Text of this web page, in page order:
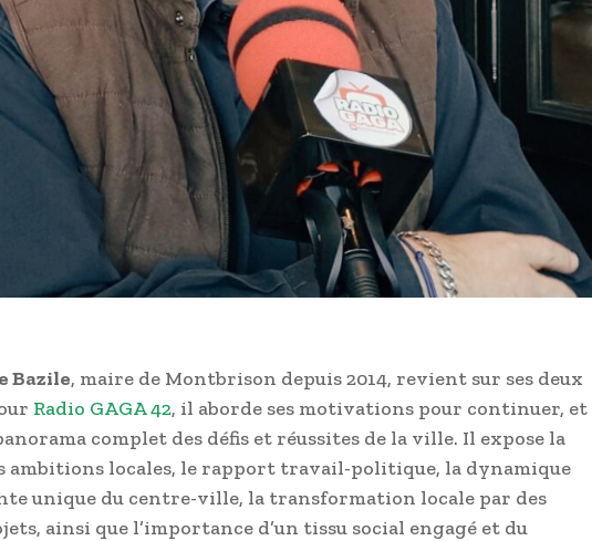
Bazile, maire de Montbrison depuis 2014, revient sur ses deux
Radio GAGA 42, il aborde ses motivations pour continuer, et
complet des défis et réussites de la ville. Il expose la
ambitions locales, le rapport travail-politique, la dynamique
unique du centre-ville, la transformation locale par des
ainsi que l’importance d’un tissu social engagé et du